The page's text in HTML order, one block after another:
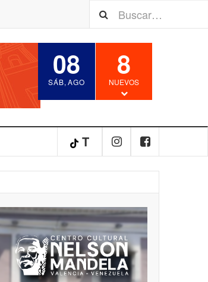
08
SÁB,AGO
8
NUEVOS
T